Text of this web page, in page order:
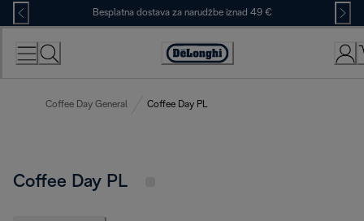
Skip
to
Content
Besplatna dostava za narudžbe iznad 49 €
Accessibility
Coffee Day General Coffee Day PL
Coffee Day PL